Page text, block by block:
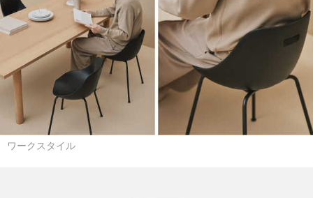
ワークスタイル